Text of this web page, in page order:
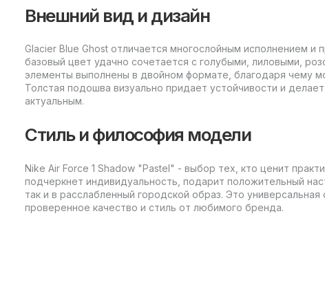
Внешний вид и дизайн
Glacier Blue Ghost отличается многослойным исполнением и
базовый цвет удачно сочетается с голубыми, лиловыми,
элементы выполнены в двойном формате, благодаря чему
Толстая подошва визуально придает устойчивости и
актуальным.
Стиль и философия модели
Nike Air Force 1 Shadow "Pastel" - выбор тех, кто ценит
подчеркнет индивидуальность, подарит положительный
так и в расслабленный городской образ. Это
проверенное качество и стиль от любимого бренда.